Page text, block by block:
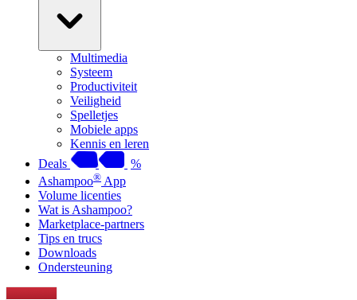
Multimedia
Systeem
Productiviteit
Veiligheid
Spelletjes
Mobiele apps
Kennis en leren
Deals
%
Ashampoo® App
Volume licenties
Wat is Ashampoo?
Marketplace-partners
Tips en trucs
Downloads
Ondersteuning